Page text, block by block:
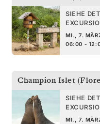
SIEHE
MI., 7.
06:00 -
Champion Islet
SIEHE
MI., 7.